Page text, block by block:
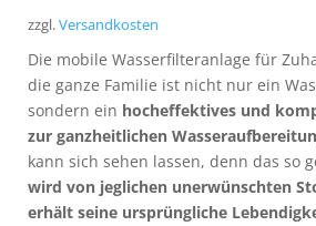
zzgl.Versandkosten
Die mobile Wasserfilteranlage für
die ganze Familie ist nicht nur ein
sondern ein hocheffektives und
zur ganzheitlichen
kann sich sehen lassen, denn das so
wird von jeglichen unerwünschten
erhält seine ursprüngliche